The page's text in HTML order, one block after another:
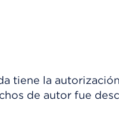
tiene la
de autor fue